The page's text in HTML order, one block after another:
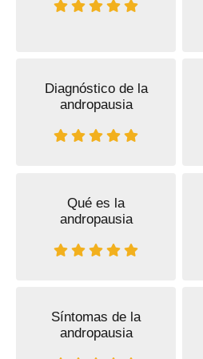
Diagnóstico de la
andropausia
Qué es la
andropausia
Síntomas de la
andropausia